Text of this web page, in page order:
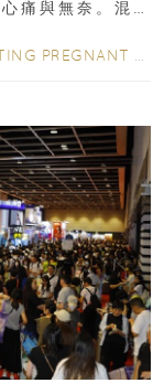
痛與無奈。混
PREGNANT